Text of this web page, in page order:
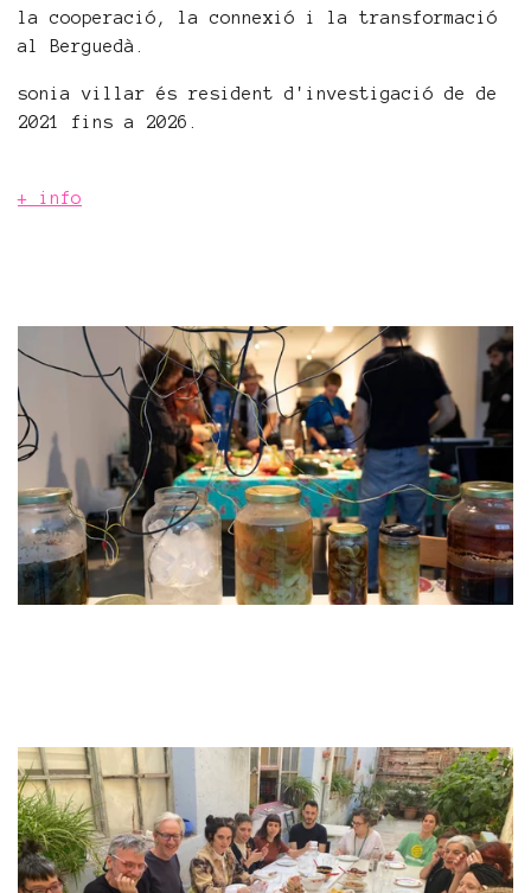
la cooperació, la connexió i la transformació
al Berguedà.
sonia villar és resident d'investigació de de
2021 fins a 2026.
+ info